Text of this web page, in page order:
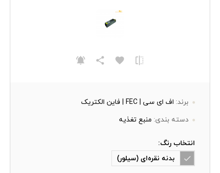
برند: اف ای سی | FEC | فاین الکتریک
دسته بندی: منبع تغذیه
انتخاب رنگ:
بدنه نقره‌ای (سیلور)